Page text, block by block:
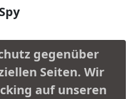
gegenüber
Seiten. Wir
auf unseren